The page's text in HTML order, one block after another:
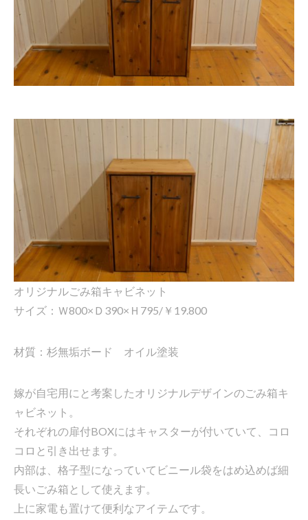
オリジナルごみ箱キャビネット
サイズ：Ｗ800×Ｄ390×Ｈ795/￥19.800
材質：杉無垢ボード オイル塗装
嫁が自宅用にと考案したオリジナルデザインのごみ箱キ
ャビネット。
それぞれの扉付BOXにはキャスターが付いていて、コロ
コロと引き出せます。
内部は、格子型になっていてビニール袋をはめ込めば細
長いごみ箱として使えます。
上に家電も置けて便利なアイテムです。